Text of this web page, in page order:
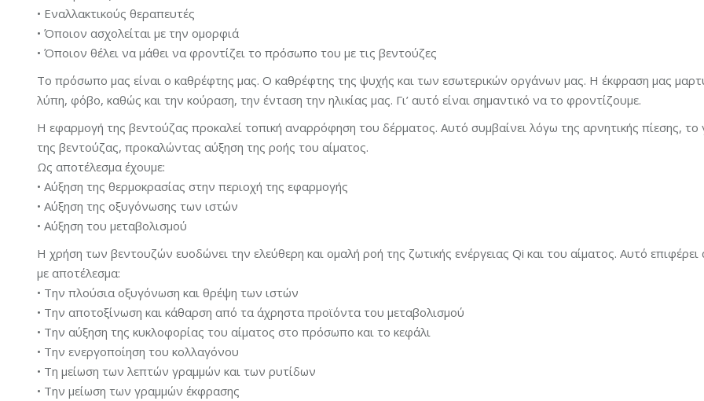
• Εναλλακτικούς θεραπευτές
• Όποιον ασχολείται με την ομορφιά
• Όποιον θέλει να μάθει να φροντίζει το πρόσωπο του με τις βεντούζες
Το πρόσωπο μας είναι ο καθρέφτης μας. Ο καθρέφτης της ψυχής και των εσωτερικών οργάνων μας. Η έκφραση μας
λύπη, φόβο, καθώς και την κούραση, την ένταση την ηλικίας μας. Γι’ αυτό είναι σημαντικό να το φροντίζουμε.
Η εφαρμογή της βεντούζας προκαλεί τοπική αναρρόφηση του δέρματος. Αυτό συμβαίνει λόγω της αρνητικής πίεσης,
της βεντούζας, προκαλώντας αύξηση της ροής του αίματος.
Ως αποτέλεσμα έχουμε:
• Αύξηση της θερμοκρασίας στην περιοχή της εφαρμογής
• Αύξηση της οξυγόνωσης των ιστών
• Αύξηση του μεταβολισμού
Η χρήση των βεντουζών ευοδώνει την ελεύθερη και ομαλή ροή της ζωτικής ενέργειας Qi και του αίματος. Αυτό
με αποτέλεσμα:
• Την πλούσια οξυγόνωση και θρέψη των ιστών
• Την αποτοξίνωση και κάθαρση από τα άχρηστα προϊόντα του μεταβολισμού
• Την αύξηση της κυκλοφορίας του αίματος στο πρόσωπο και το κεφάλι
• Την ενεργοποίηση του κολλαγόνου
• Τη μείωση των λεπτών γραμμών και των ρυτίδων
• Την μείωση των γραμμών έκφρασης